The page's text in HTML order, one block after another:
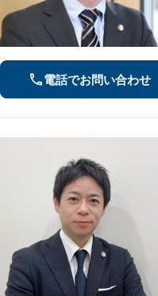
電話でお問い合わせ